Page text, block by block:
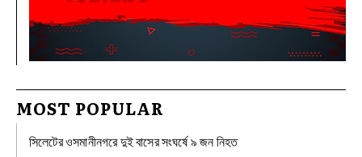
MOST POPULAR
সিলেটের ওসমানীনগরে দুই বাসের সংঘর্ষে ৯ জন নিহত